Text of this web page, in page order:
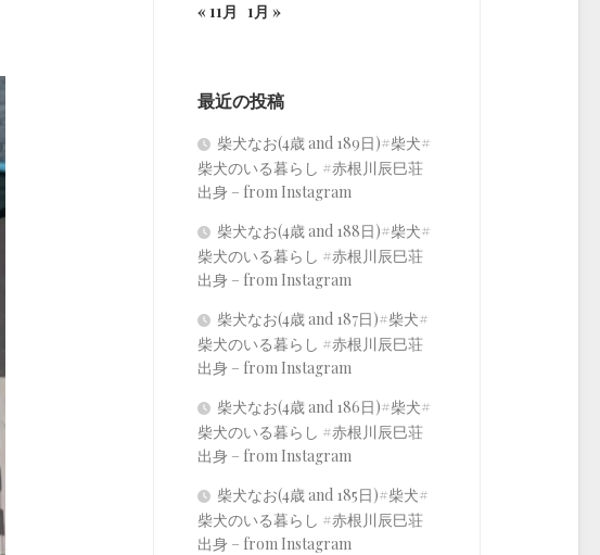
« 11月 1月 »
最近の投稿
柴犬なお(4歳 and 189日)#柴犬#
柴犬のいる暮らし #赤根川辰巳荘
出身 – from Instagram
柴犬なお(4歳 and 188日)#柴犬#
柴犬のいる暮らし #赤根川辰巳荘
出身 – from Instagram
柴犬なお(4歳 and 187日)#柴犬#
柴犬のいる暮らし #赤根川辰巳荘
出身 – from Instagram
柴犬なお(4歳 and 186日)#柴犬#
柴犬のいる暮らし #赤根川辰巳荘
出身 – from Instagram
柴犬なお(4歳 and 185日)#柴犬#
柴犬のいる暮らし #赤根川辰巳荘
出身 – from Instagram